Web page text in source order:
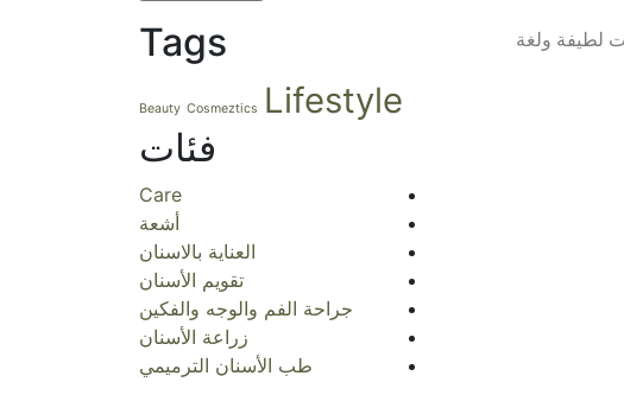
لطيفة ولغة
Tags
Beauty Cosmeztics Lifestyle
فئات
Care
أشعة
العناية بالاسنان
تقويم الأسنان
جراحة الفم والوجه والفكين
زراعة الأسنان
طب الأسنان الترميمي